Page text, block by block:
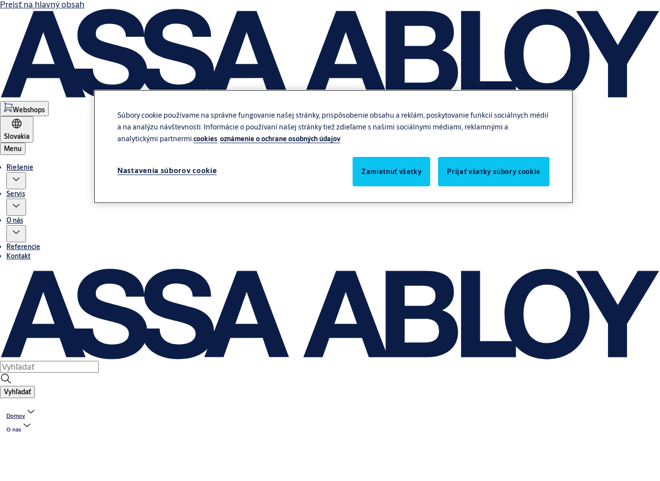
Prejsť na hlavný obsah
Webshops
Slovakia
Menu
Riešenie
Servis
O nás
Referencie
Kontakt
Vyhľadať
Domov
O nás
Súbory cookie používame na správne fungovanie našej stránky, prispôsobenie obsahu a reklám, poskytovanie funkcií sociálnych médií
a na analýzu návštevnosti. Informácie o používaní našej stránky tiež zdieľame s našimi sociálnymi médiami, reklamnými a
analytickými partnermi.cookies oznámenie o ochrane osobných údajov
Nastavenia súborov cookie Zamietnuť všetky Prijať všetky súbory cookie